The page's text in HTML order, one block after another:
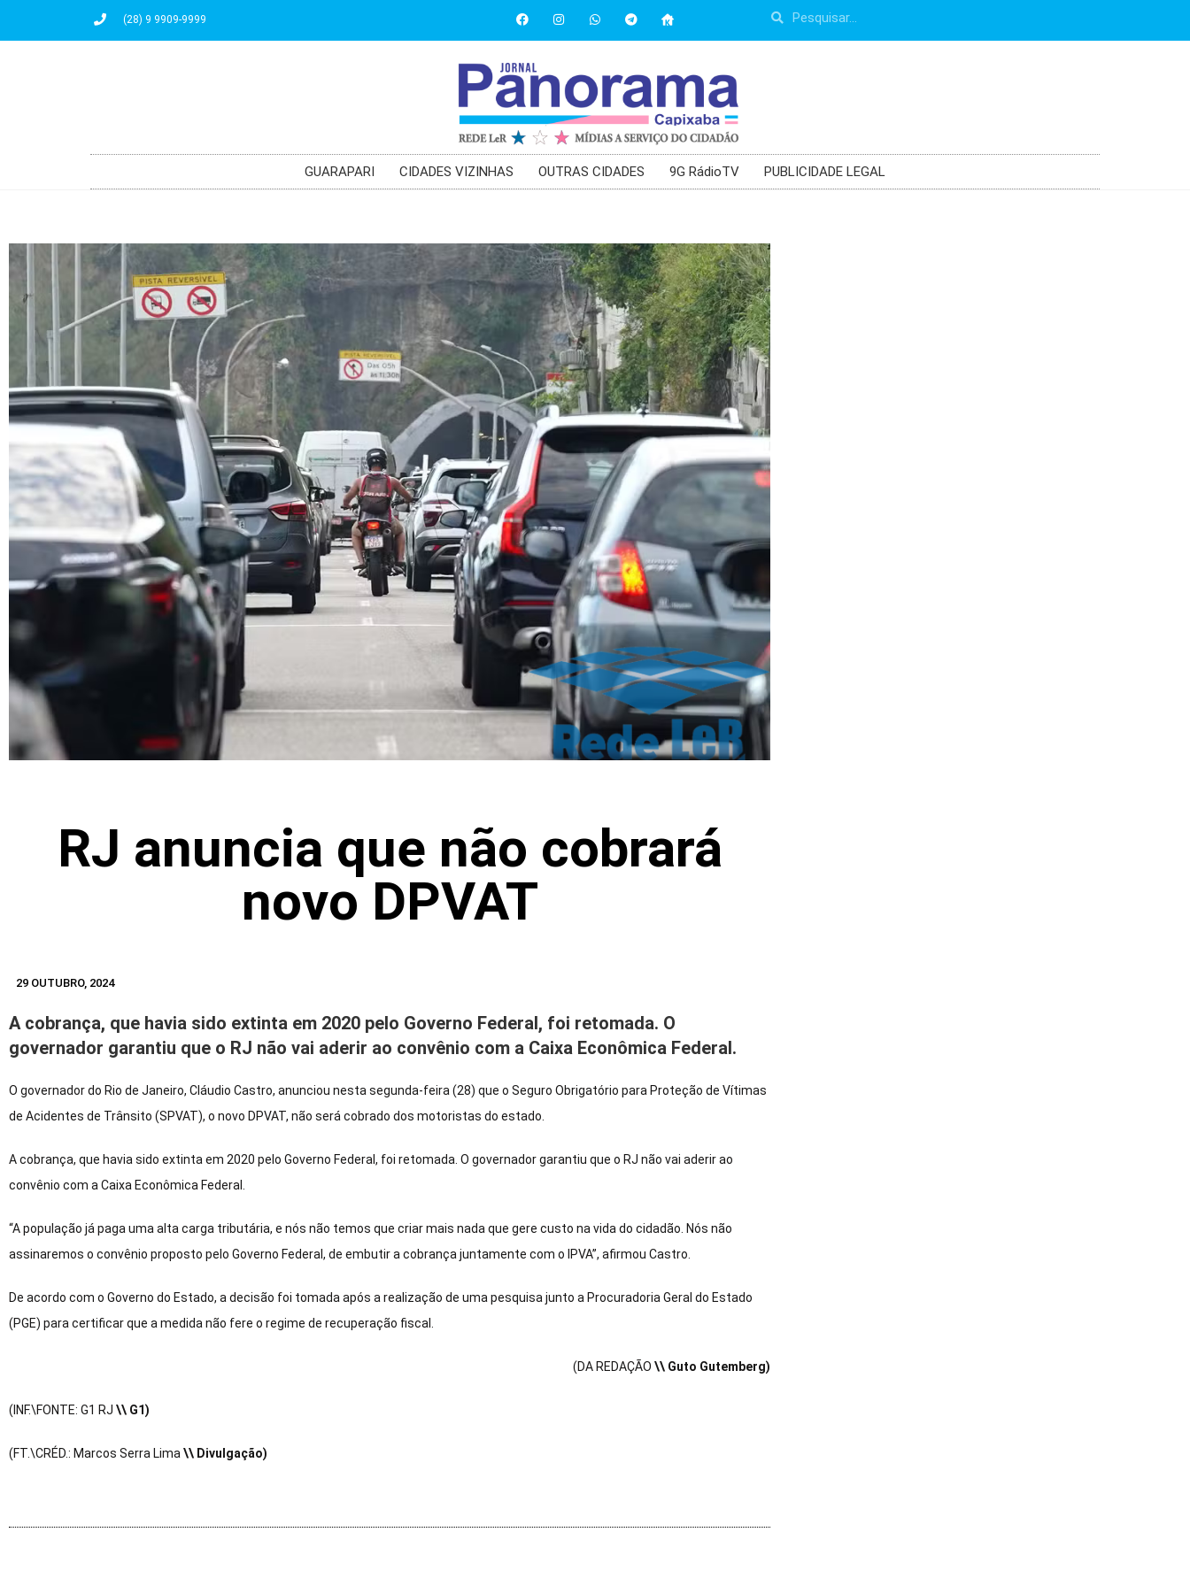
(28) 9 9909-9999
GUARAPARI CIDADES VIZINHAS OUTRAS CIDADES 9G RádioTV PUBLICIDADE LEGAL
RJ anuncia que não cobrará
novo DPVAT
29 OUTUBRO, 2024
A cobrança, que havia sido extinta em 2020 pelo Governo Federal, foi retomada. O
governador garantiu que o RJ não vai aderir ao convênio com a Caixa Econômica Federal.
O governador do Rio de Janeiro, Cláudio Castro, anunciou nesta segunda-feira (28) que o Seguro Obrigatório para Proteção de Vítimas
de Acidentes de Trânsito (SPVAT), o novo DPVAT, não será cobrado dos motoristas do estado.
A cobrança, que havia sido extinta em 2020 pelo Governo Federal, foi retomada. O governador garantiu que o RJ não vai aderir ao
convênio com a Caixa Econômica Federal.
“A população já paga uma alta carga tributária, e nós não temos que criar mais nada que gere custo na vida do cidadão. Nós não
assinaremos o convênio proposto pelo Governo Federal, de embutir a cobrança juntamente com o IPVA”, afirmou Castro.
De acordo com o Governo do Estado, a decisão foi tomada após a realização de uma pesquisa junto a Procuradoria Geral do Estado
(PGE) para certificar que a medida não fere o regime de recuperação fiscal.
(DA REDAÇÃO \\ Guto Gutemberg)
(INF.\FONTE: G1 RJ \\ G1)
(FT.\CRÉD.: Marcos Serra Lima \\ Divulgação)